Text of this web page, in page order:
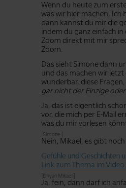
Wenn du heute zum
was wir hier machen. Ich
dann kannst du mir die
indem du ganz einfach
Zoom direkt mit mir
Zoom.
Das sieht Simone dann
und das machen wir
wunderbar, diese
gar nicht der Einzige
Ja, das ist eigentlich
vor, die mich per E-Mail
was du mir vorlesen
[Simone:]
Nein, Mikael, es gibt
Gefühle und Geschichten
Link zum Thema im
[Dhyan Mikael:]
Ja, fein, dann darf ich